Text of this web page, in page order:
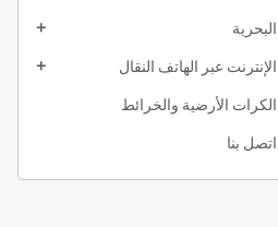
البحرية add
الإنترنت عبر الهاتف النقال add
الكرات الأرضية والخرائط
اتصل بنا